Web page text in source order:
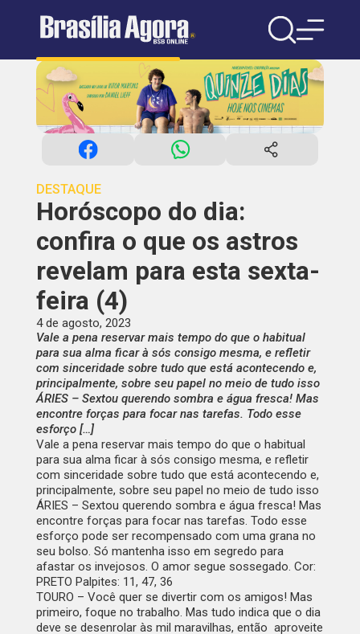
DESTAQUE
Horóscopo do dia:
confira o que os astros
revelam para esta sexta-
feira (4)
4 de agosto, 2023
Vale a pena reservar mais tempo do que o habitual
para sua alma ficar à sós consigo mesma, e refletir
com sinceridade sobre tudo que está acontecendo e,
principalmente, sobre seu papel no meio de tudo isso
ÁRIES – Sextou querendo sombra e água fresca! Mas
encontre forças para focar nas tarefas. Todo esse
esforço […]
Vale a pena reservar mais tempo do que o habitual
para sua alma ficar à sós consigo mesma, e refletir
com sinceridade sobre tudo que está acontecendo e,
principalmente, sobre seu papel no meio de tudo isso
ÁRIES – Sextou querendo sombra e água fresca! Mas
encontre forças para focar nas tarefas. Todo esse
esforço pode ser recompensado com uma grana no
seu bolso. Só mantenha isso em segredo para
afastar os invejosos. O amor segue sossegado. Cor:
PRETO Palpites: 11, 47, 36
TOURO – Você quer se divertir com os amigos! Mas
primeiro, foque no trabalho. Mas tudo indica que o dia
deve se desenrolar às mil maravilhas, então aproveite